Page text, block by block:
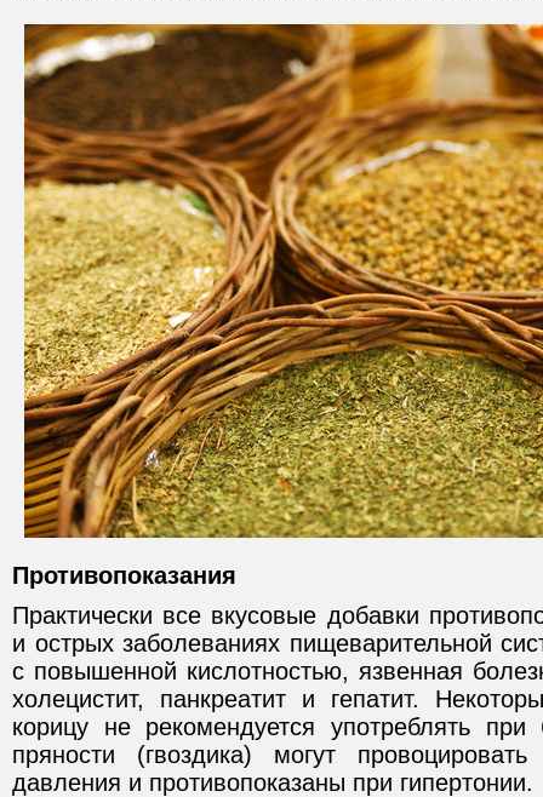
Противопоказания
Практически все вкусовые добавки
и острых заболеваниях пищеварительной
с повышенной кислотностью, язвенная
холецистит, панкреатит и гепатит.
корицу не рекомендуется употреблять
пряности (гвоздика) могут
давления и противопоказаны при гипертонии.